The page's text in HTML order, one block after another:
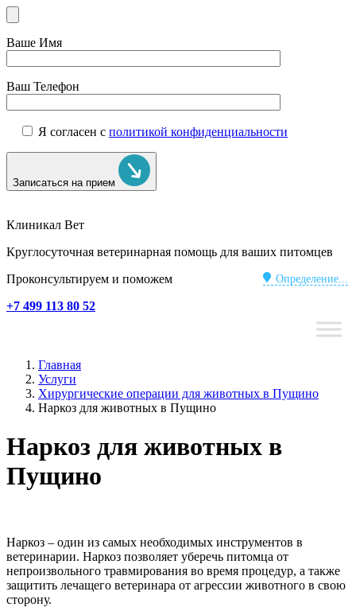
Ваше Имя
Ваш Телефон
Я согласен с политикой конфиденциальности
Записаться на прием
Клиникал Вет
Круглосуточная ветеринарная помощь для ваших питомцев
Определение...
Проконсультируем и поможем
+7 499 113 80 52
Главная
Услуги
Хирургические операции для животных в Пущино
Наркоз для животных в Пущино
Наркоз для животных в
Пущино
Наркоз – один из самых необходимых инструментов в
ветеринарии. Наркоз позволяет уберечь питомца от
непроизвольного травмирования во время процедур, а также
защитить лечащего ветеринара от агрессии животного в свою
сторону.